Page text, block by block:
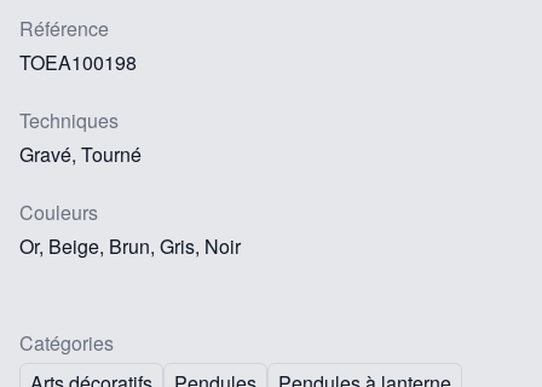
Référence
TOEA100198
Techniques
Gravé, Tourné
Couleurs
Or, Beige, Brun, Gris, Noir
Catégories